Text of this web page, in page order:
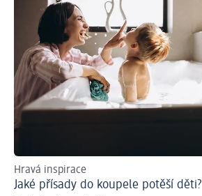
Hravá inspirace
Jaké přísady do koupele potěší děti?